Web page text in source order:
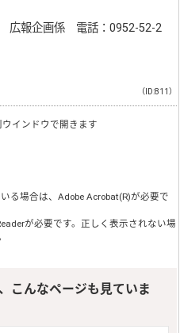
企画係 電話：0952-52-2
（ID:811）
インドウで開きます
る場合は、Adobe Acrobat(R)が必要で
が必要です。正しく表示されない場
こんなページも見ていま